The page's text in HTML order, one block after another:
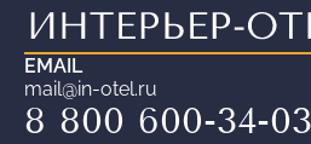
EMAIL
mail@in-otel.ru
8 800 600-34-03